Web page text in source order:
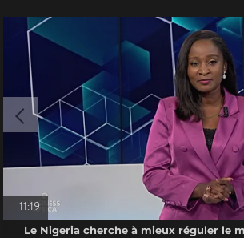
11:19
Le Nigeria cherche à mieux réguler le